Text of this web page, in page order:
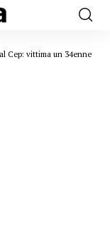
Cep: vittima un 34enne